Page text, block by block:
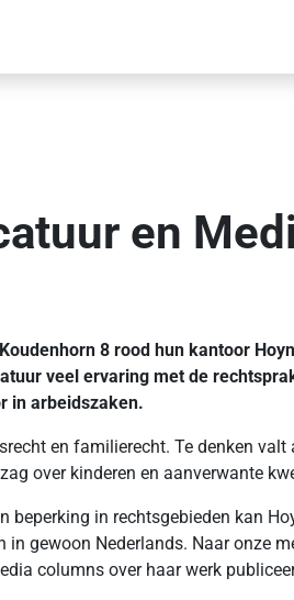
en
8 rood hun kantoor
veel ervaring met de
in arbeidszaken.
en familierecht. Te denken
over kinderen en aanverwante
in rechtsgebieden kan
gewoon Nederlands. Naar onze
columns over haar werk